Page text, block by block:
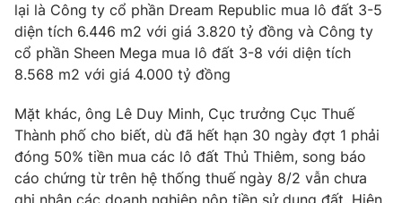
Photo Infographic
Shorts video
VTV Money VTV Thể thao
VTV Sức khoẻ Bất động sản
lại là Công ty cổ phần Dream Republic mua lô đất 3-5
diện tích 6.446 m2 với giá 3.820 tỷ đồng và Công ty
cổ phần Sheen Mega mua lô đất 3-8 với diện tích
8.568 m2 với giá 4.000 tỷ đồng
Mặt khác, ông Lê Duy Minh, Cục trưởng Cục Thuế
Thành phố cho biết, dù đã hết hạn 30 ngày đợt 1 phải
đóng 50% tiền mua các lô đất Thủ Thiêm, song báo
cáo chứng từ trên hệ thống thuế ngày 8/2 vẫn chưa
ghi nhận các doanh nghiệp nộp tiền sử dụng đất. Hiện